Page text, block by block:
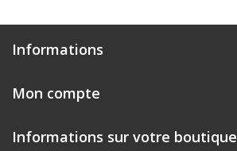
Informations
Mon compte
Informations sur votre boutique